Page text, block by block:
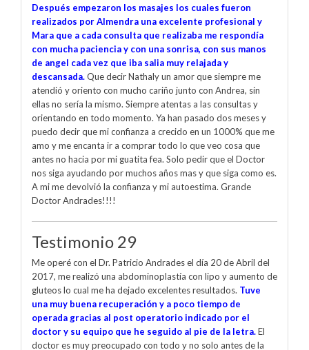
Después empezaron los masajes los cuales fueron
realizados por Almendra una excelente profesional y
Mara que a cada consulta que realizaba me respondía
con mucha paciencia y con una sonrisa, con sus manos
de angel cada vez que iba salia muy relajada y
descansada.Que decir Nathaly un amor que siempre me
atendió y oriento con mucho cariño junto con Andrea, sin
ellas no sería la mismo. Siempre atentas a las consultas y
orientando en todo momento. Ya han pasado dos meses y
puedo decir que mi confianza a crecido en un 1000% que me
amo y me encanta ir a comprar todo lo que veo cosa que
antes no hacia por mi guatita fea. Solo pedir que el Doctor
nos siga ayudando por muchos años mas y que siga como es.
A mi me devolvió la confianza y mi autoestima. Grande
Doctor Andrades!!!!
Testimonio 29
Me operé con el Dr. Patricio Andrades el día 20 de Abril del
2017, me realizó una abdominoplastía con lipo y aumento de
gluteos lo cual me ha dejado excelentes resultados. Tuve
una muy buena recuperación y a poco tiempo de
operada gracias al post operatorio indicado por el
doctor y su equipo que he seguido al pie de la letra.El
doctor es muy preocupado con todo y no solo antes de la